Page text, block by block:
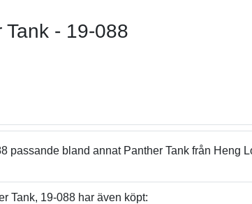
- 19-088
passande bland annat Panther Tank från Heng
Tank, 19-088 har även köpt: